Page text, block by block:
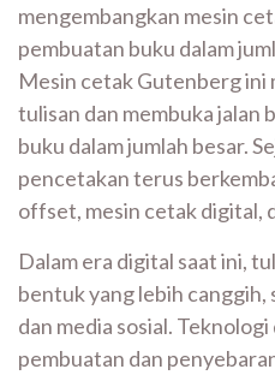
mengembangkan mesin
pembuatan buku dalam
Mesin cetak Gutenberg
tulisan dan membuka jalan
buku dalam jumlah besar.
pencetakan terus
offset, mesin cetak digital,
Dalam era digital saat ini,
bentuk yang lebih
dan media sosial.
pembuatan dan